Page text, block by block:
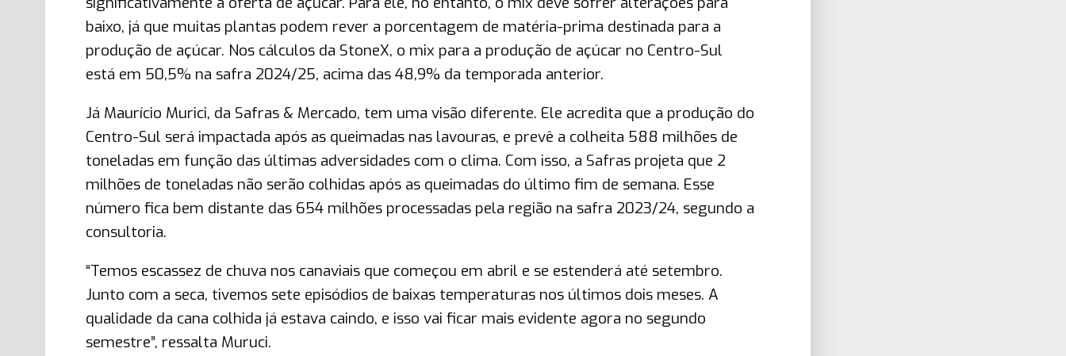
baixo, já que muitas plantas podem rever a porcentagem de matéria-prima destinada para a
produção de açúcar. Nos cálculos da StoneX, o mix para a produção de açúcar no Centro-Sul
está em 50,5% na safra 2024/25, acima das 48,9% da temporada anterior.
Já Maurício Murici, da Safras & Mercado, tem uma visão diferente. Ele acredita que a produção do
Centro-Sul será impactada após as queimadas nas lavouras, e prevê a colheita 588 milhões de
toneladas em função das últimas adversidades com o clima. Com isso, a Safras projeta que 2
milhões de toneladas não serão colhidas após as queimadas do último fim de semana. Esse
número fica bem distante das 654 milhões processadas pela região na safra 2023/24, segundo a
consultoria.
“Temos escassez de chuva nos canaviais que começou em abril e se estenderá até setembro.
Junto com a seca, tivemos sete episódios de baixas temperaturas nos últimos dois meses. A
qualidade da cana colhida já estava caindo, e isso vai ficar mais evidente agora no segundo
semestre”, ressalta Muruci.